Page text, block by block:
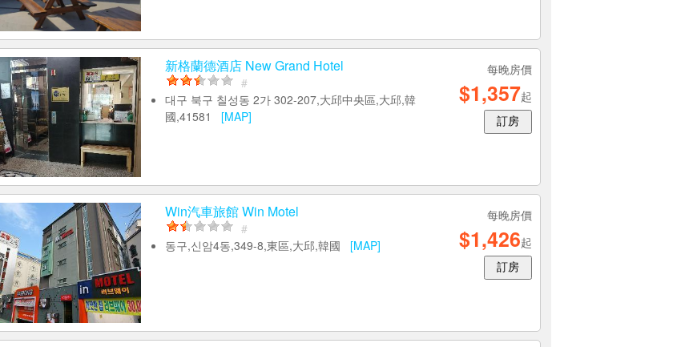
每晚房價
$1,357起
訂房
新格蘭德酒店 New Grand Hotel
#
대구 북구 칠성동 2가 302-207,大邱中央區,大邱,韓
國,41581 [MAP]
每晚房價
$1,426起
訂房
Win汽車旅館 Win Motel
#
동구,신암4동,349-8,東區,大邱,韓國 [MAP]